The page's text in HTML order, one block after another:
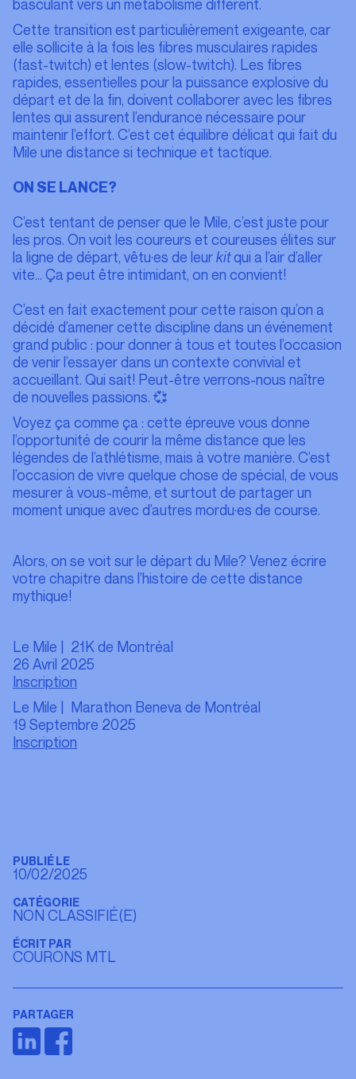
basculant vers un métabolisme différent.
Cette transition est particulièrement exigeante, car
elle sollicite à la fois les fibres musculaires rapides
(fast-twitch) et lentes (slow-twitch). Les fibres
rapides, essentielles pour la puissance explosive du
départ et de la fin, doivent collaborer avec les fibres
lentes qui assurent l’endurance nécessaire pour
maintenir l’effort. C’est cet équilibre délicat qui fait du
Mile une distance si technique et tactique.
ON SE LANCE?
C’est tentant de penser que le Mile, c’est juste pour
les pros. On voit les coureurs et coureuses élites sur
la ligne de départ, vêtu·es de leurkitqui a l’air d’aller
vite… Ça peut être intimidant, on en convient!
C’est en fait exactement pour cette raison qu’on a
décidé d’amener cette discipline dans un événement
grand public : pour donner à tous et toutes l’occasion
de venir l’essayer dans un contexte convivial et
accueillant. Qui sait! Peut-être verrons-nous naître
de nouvelles passions. 💞
Voyez ça comme ça : cette épreuve vous donne
l’opportunité de courir la même distance que les
légendes de l’athlétisme, mais à votre manière. C’est
l’occasion de vivre quelque chose de spécial, de vous
mesurer à vous-même, et surtout de partager un
moment unique avec d’autres mordu·es de course.
Alors, on se voit sur le départ du Mile? Venez écrire
votre chapitre dans l’histoire de cette distance
mythique!
Le Mile | 21K de Montréal
26 Avril 2025
Inscription
Le Mile | Marathon Beneva de Montréal
19 Septembre 2025
Inscription
PUBLIÉ LE
10/02/2025
CATÉGORIE
NON CLASSIFIÉ(E)
ÉCRIT PAR
COURONS MTL
PARTAGER